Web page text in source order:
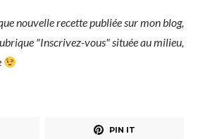
nouvelle recette publiée sur mon blog,
"Inscrivez-vous" située au milieu,
PIN IT